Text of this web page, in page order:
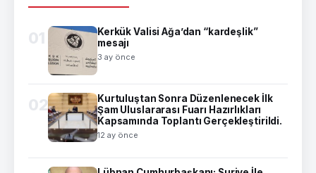
01
Kerkük Valisi Ağa’dan “kardeşlik”
mesajı
3 ay önce
02
Kurtuluştan Sonra Düzenlenecek İlk
Şam Uluslararası Fuarı Hazırlıkları
Kapsamında Toplantı Gerçekleştirildi.
12 ay önce